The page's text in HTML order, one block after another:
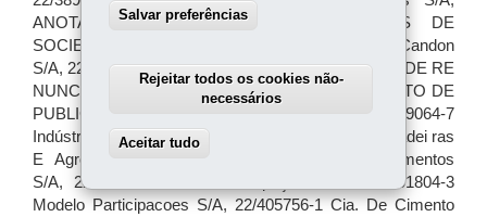
Salvar preferências
Rejeitar todos os cookies não-
necessários
Aceitar tudo